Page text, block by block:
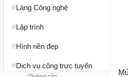
#Làng Công nghệ
#Lập trình
#Hình nền đẹp
#Dịch vụ công trực tuyến